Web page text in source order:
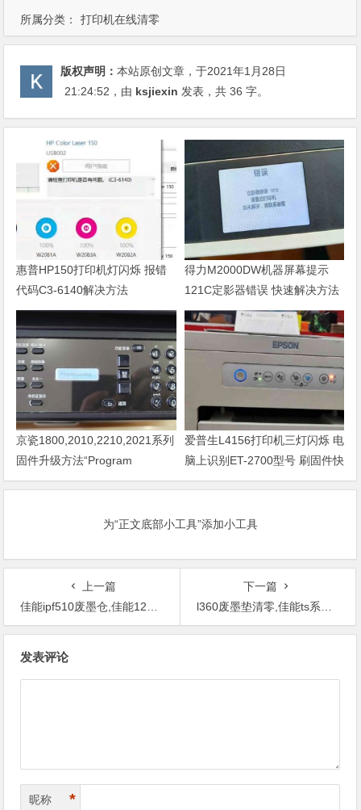
所属分类： 打印机在线清零
版权声明：本站原创文章，于2021年1月28日
21:24:52 ，由 ksjiexin 发表，共 36 字。
惠普HP150打印机灯闪烁 报错
代码C3-6140解决方法
得力M2000DW机器屏幕提示
121C定影器错误 快速解决方法
京瓷1800,2010,2210,2021系列
固件升级方法“Program
Loading或者卡LOGO
爱普生L4156打印机三灯闪烁 电
脑上识别ET-2700型号 刷固件快
速解决问题
为“正文底部小工具”添加小工具
上一篇
佳能ipf510废墨仓,佳能1200废墨清零软件
下一篇
l360废墨垫清零,佳能ts系打印机废墨清零步骤
发表评论
昵称 *